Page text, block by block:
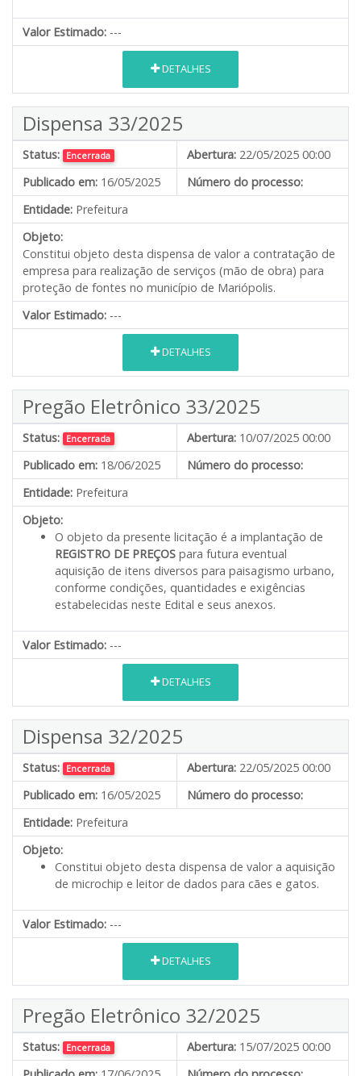
Valor Estimado: ---
DETALHES
Dispensa 33/2025
Status: Encerrada Abertura: 22/05/2025 00:00
Publicado em: 16/05/2025
Número do processo:
Entidade: Prefeitura
Objeto:
Constitui objeto desta dispensa de valor a contratação de
empresa para realização de serviços (mão de obra) para
proteção de fontes no município de Mariópolis.
Valor Estimado: ---
DETALHES
Pregão Eletrônico 33/2025
Status: Encerrada Abertura: 10/07/2025 00:00
Publicado em: 18/06/2025
Número do processo:
Entidade: Prefeitura
Objeto:
O objeto da presente licitação é a implantação de
REGISTRO DE PREÇOS para futura eventual
aquisição de itens diversos para paisagismo urbano,
conforme condições, quantidades e exigências
estabelecidas neste Edital e seus anexos.
Valor Estimado: ---
DETALHES
Dispensa 32/2025
Status: Encerrada Abertura: 22/05/2025 00:00
Publicado em: 16/05/2025
Número do processo:
Entidade: Prefeitura
Objeto:
Constitui objeto desta dispensa de valor a aquisição
de microchip e leitor de dados para cães e gatos.
Valor Estimado: ---
DETALHES
Pregão Eletrônico 32/2025
Status: Encerrada Abertura: 15/07/2025 00:00